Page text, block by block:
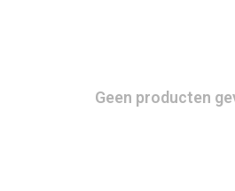
Geen producten